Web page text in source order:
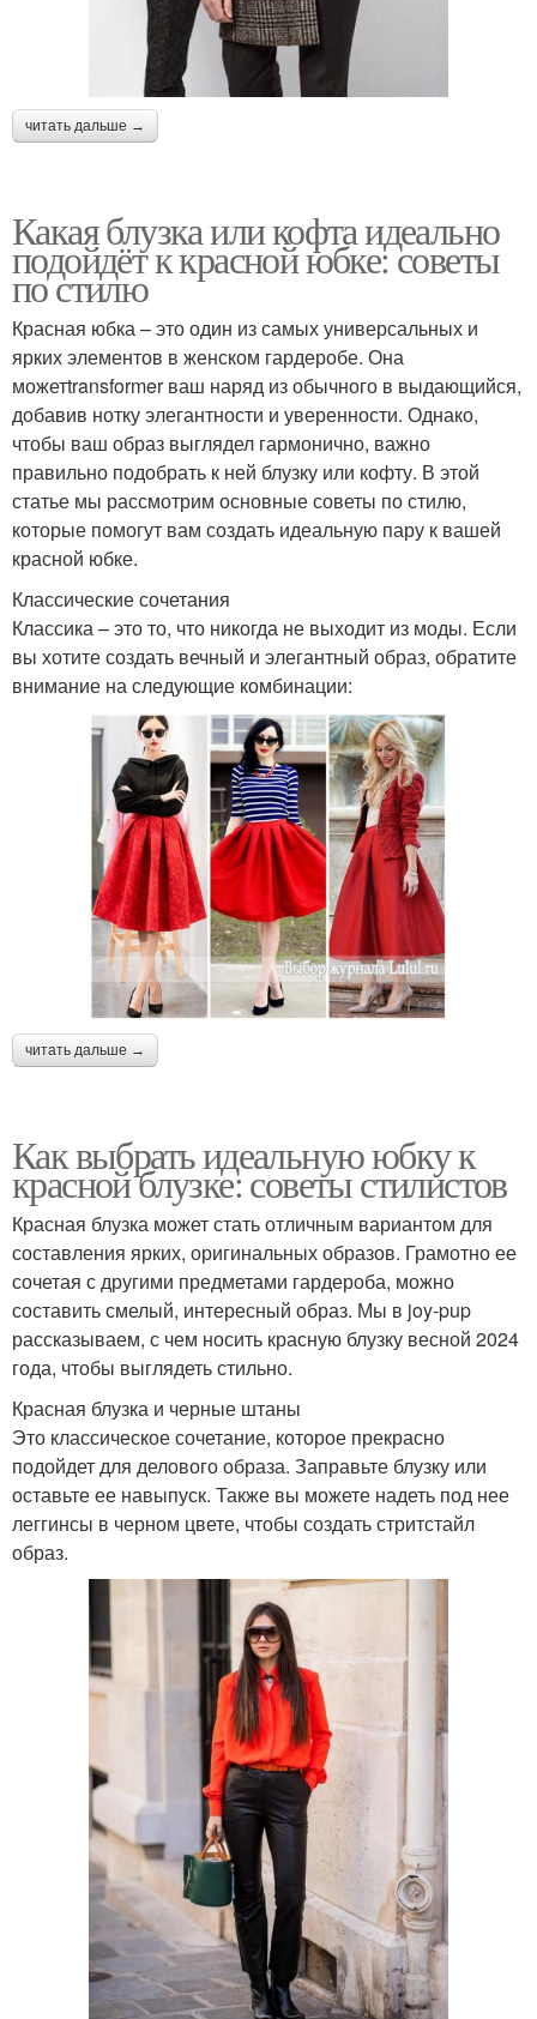
читать дальше →
Какая блузка или кофта идеально
подойдёт к красной юбке: советы
по стилю
Красная юбка – это один из самых универсальных и
ярких элементов в женском гардеробе. Она
можетtransformer ваш наряд из обычного в выдающийся,
добавив нотку элегантности и уверенности. Однако,
чтобы ваш образ выглядел гармонично, важно
правильно подобрать к ней блузку или кофту. В этой
статье мы рассмотрим основные советы по стилю,
которые помогут вам создать идеальную пару к вашей
красной юбке.
Классические сочетания
Классика – это то, что никогда не выходит из моды. Если
вы хотите создать вечный и элегантный образ, обратите
внимание на следующие комбинации:
читать дальше →
Как выбрать идеальную юбку к
красной блузке: советы стилистов
Красная блузка может стать отличным вариантом для
составления ярких, оригинальных образов. Грамотно ее
сочетая с другими предметами гардероба, можно
составить смелый, интересный образ. Мы в joy-pup
рассказываем, с чем носить красную блузку весной 2024
года, чтобы выглядеть стильно.
Красная блузка и черные штаны
Это классическое сочетание, которое прекрасно
подойдет для делового образа. Заправьте блузку или
оставьте ее навыпуск. Также вы можете надеть под нее
леггинсы в черном цвете, чтобы создать стритстайл
образ.